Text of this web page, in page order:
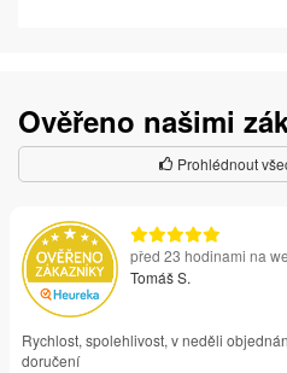
Ověřeno našimi
Prohlédnout
před 23 hodinami na
Tomáš S.
Rychlost, spolehlivost, v neděli
doručení